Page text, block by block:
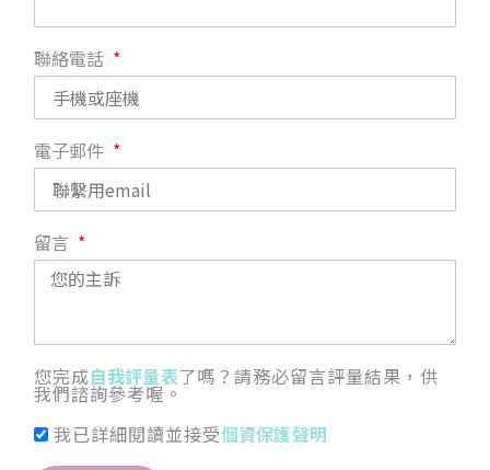
聯絡電話
電子郵件
留言
您完成自我評量表了嗎？請務必留言評量結果，供
我們諮詢參考喔。
我已詳細閱讀並接受個資保護聲明